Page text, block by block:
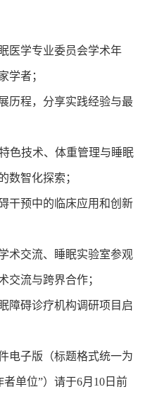
医学专业委员会学术年
学者；
历程，分享实践经验与最
色技术、体重管理与睡眠
数智化探索；
干预中的临床应用和创新
术交流、睡眠实验室参观
交流与跨界合作；
障碍诊疗机构调研项目启
电子版（标题格式统一为
单位”）请于6月10日前